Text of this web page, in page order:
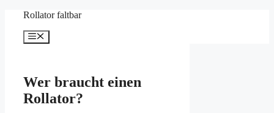
springen
Rollator faltbar
Menü
Wer braucht einen
Rollator?